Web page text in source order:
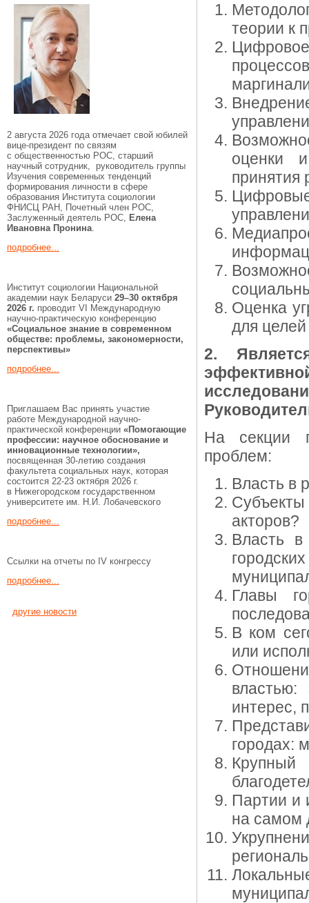
2 августа 2026 года отмечает свой юбилей
вице-президент по связям
с общественностью РОС, старший
научный сотрудник, руководитель группы
Изучения современных тенденций
формирования личности в сфере
образования Института социологии
ФНИСЦ РАН, Почетный член РОС,
Заслуженный деятель РОС, Елена
Ивановна Пронина.
подробнее...
Институт социологии Национальной
академии наук Беларуси 29–30 октября
2026 г. проводит VI Международную
научно-практическую конференцию
«Социальное знание в современном
обществе: проблемы, закономерности,
перспективы»
подробнее...
Приглашаем Вас принять участие
работе Международной научно-
практической конференции «Помогающие
профессии: научное обоснование и
инновационные технологии»,
посвященная 30-летию создания
факультета социальных наук, которая
состоится 22-23 октября 2026 г.
в Нижегородском государственном
университете им. Н.И. Лобачевского
подробнее...
Ссылки на отчеты по IV конгрессу
подробнее...
другие новости
теории к
оценки
принятия
Оценка
для
2.
На секции
проблем:
Власть в
Субъекты
акторов?
Власть
Главы
В ком
или
властью:
интерес,
городах:
Крупный
Партии и
на самом